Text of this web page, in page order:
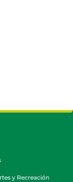
y Recreación